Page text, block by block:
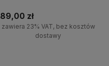
89,00 zł
zawiera 23% VAT, bez kosztów
dostawy